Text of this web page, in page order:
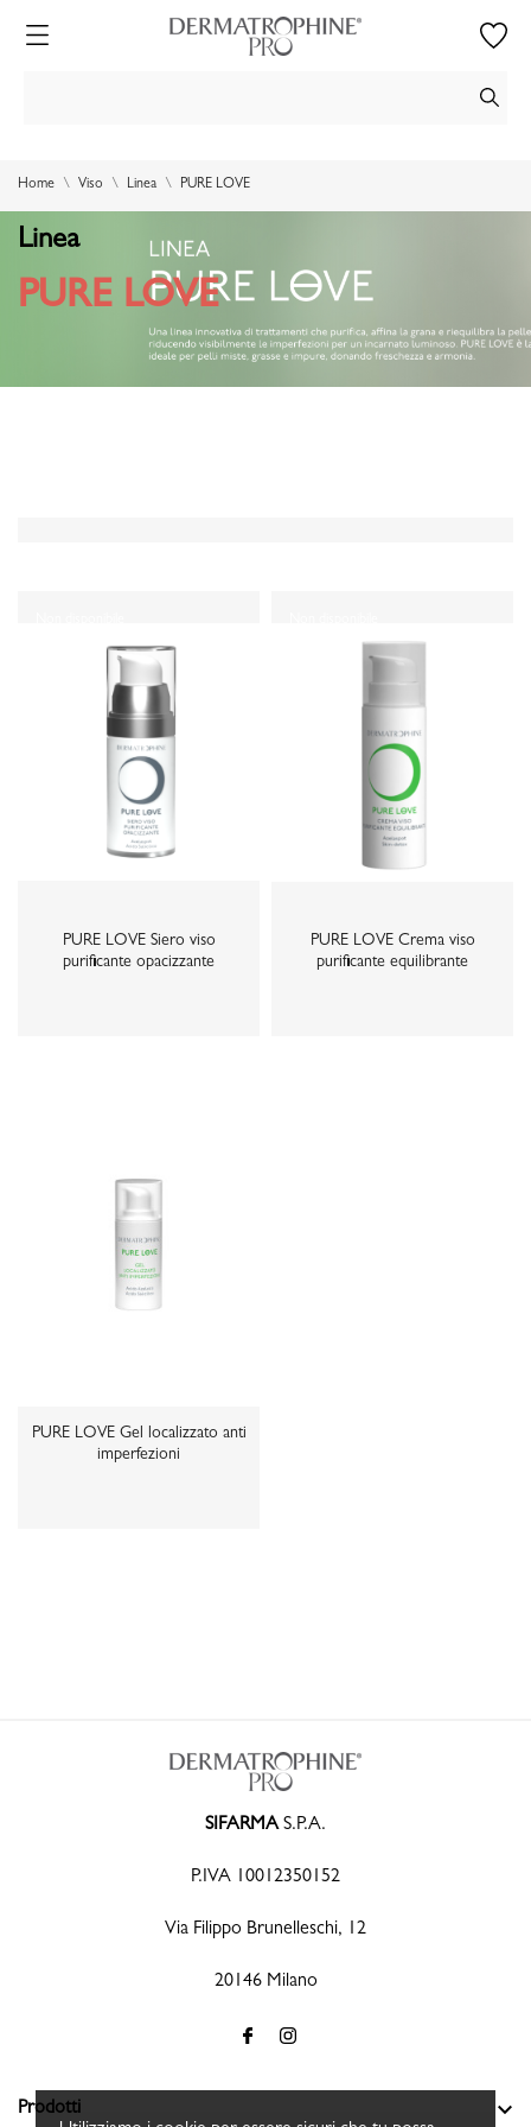
Home Viso Linea PURE LOVE
Linea
PURE LOVE
PURE LOVE Siero viso
purificante opacizzante
PURE LOVE Crema viso
purificante equilibrante
PURE LOVE Gel localizzato anti
imperfezioni
SIFARMAS.P.A.
P.IVA 10012350152
Via Filippo Brunelleschi, 12
20146 Milano
Prodotti 